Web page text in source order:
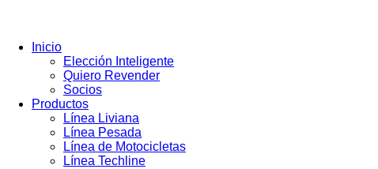
Inicio
Elección Inteligente
Quiero Revender
Socios
Productos
Línea Liviana
Línea Pesada
Línea de Motocicletas
Línea Techline